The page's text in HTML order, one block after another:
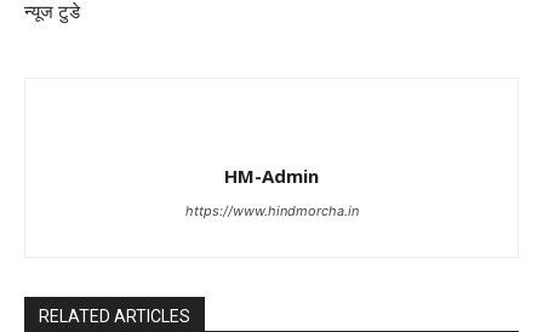
न्यूज टुडे
HM-Admin
https://www.hindmorcha.in
RELATED ARTICLES